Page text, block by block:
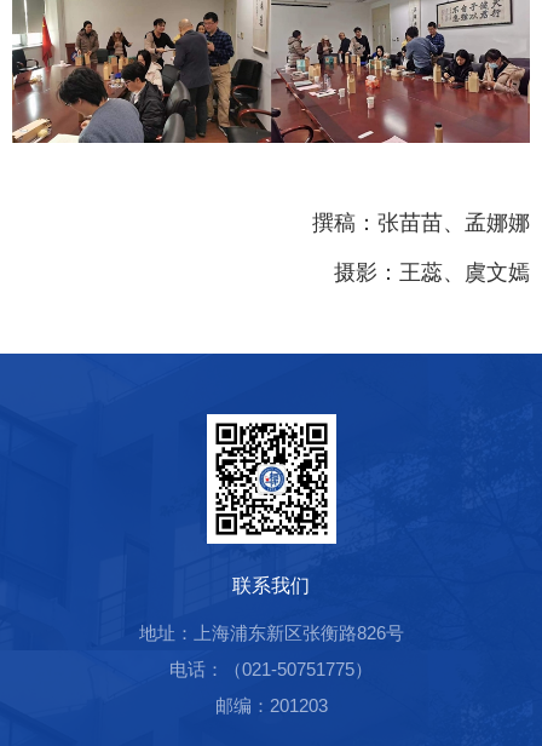
撰稿：张苗苗、孟娜娜
摄影：王蕊、虞文嫣
联系我们
地址：上海浦东新区张衡路826号
电话：（021-50751775）
邮编：201203